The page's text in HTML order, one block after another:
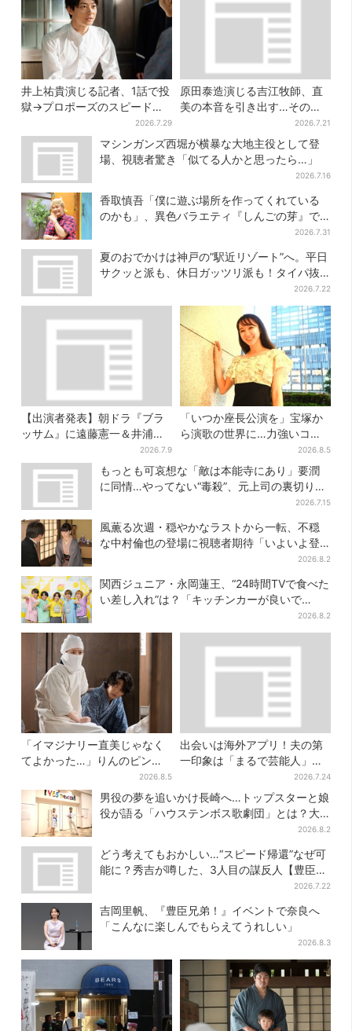
井上祐貴演じる記者、1話で投
獄→プロポーズのスピード感
に視聴者驚き「横沢さんだけ
怒涛すぎる」
2026.7.29
原田泰造演じる吉江牧師、直
美の本音を引き出す…その演
技にSNS称賛「見てるだけで
泣けてくる」
2026.7.21
マシンガンズ西堀が横暴な大地主役として登
場、視聴者驚き「似てる人かと思ったら…」
2026.7.16
香取慎吾「僕に遊ぶ場所を作ってくれている
のかも」、異色バラエティ『しんごの芽』で
2026.7.31
夏のおでかけは神戸の”駅近リゾート”へ。平日
サクッと派も、休日ガッツリ派も！タイパ抜
2026.7.22
【出演者発表】朝ドラ『ブラ
ッサム』に遠藤憲一＆井浦
新、SNS期待の声「キャステ
ィング神！」
2026.7.9
「いつか座長公演を」宝塚か
ら演歌の世界に…力強いコブ
シで聴かせる有沙瞳の目指す
道とは
2026.8.5
もっとも可哀想な「敵は本能寺にあり」要潤
に同情…やってない“毒殺”、元上司の裏切り
2026.7.15
風薫る次週・穏やかなラストから一転、不穏
な中村倫也の登場に視聴者期待「いよいよ登
2026.8.2
関西ジュニア・永岡蓮王、“24時間TVで食べた
い差し入れ”は？「キッチンカーが良いで
2026.8.2
「イマジナリー直美じゃなく
てよかった…」りんのピンチ
に駆けつける直美、ベストな
タイミングに視聴者歓喜
2026.8.5
出会いは海外アプリ！夫の第
一印象は「まるで芸能人」→
送迎・弁当・カジノデートま
で…結婚前に尽くしまくり
2026.7.24
男役の夢を追いかけ長崎へ…トップスターと娘
役が語る「ハウステンボス歌劇団」とは？大
2026.8.2
どう考えてもおかしい…“スピード帰還”なぜ可
能に？秀吉が噂した、3人目の謀反人【豊臣兄
2026.7.22
吉岡里帆、『豊臣兄弟！』イベントで奈良へ
「こんなに楽しんでもらえてうれしい」
2026.8.3